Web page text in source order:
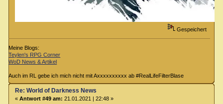
Gespeichert
Meine Blogs:
Teylen's RPG Corner
WoD News & Artikel
Auch im RL gebe ich mich nicht mit Axxxxxxxxxx ab #RealLifeFilterBlase
Re: World of Darkness News
« Antwort #49 am: 21.01.2021 | 22:48 »